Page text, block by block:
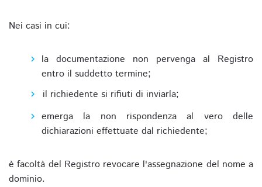
Nei casi in cui:
la documentazione non pervenga al Registro
entro il suddetto termine;
il richiedente si rifiuti di inviarla;
emerga la non rispondenza al vero delle
dichiarazioni effettuate dal richiedente;
è facoltà del Registro revocare l'assegnazione del nome a
dominio.